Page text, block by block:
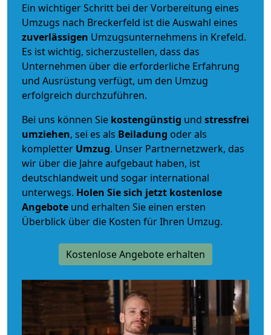
Ein wichtiger Schritt bei der Vorbereitung eines
Umzugs nach Breckerfeld ist die Auswahl eines
zuverlässigen Umzugsunternehmens in Krefeld.
Es ist wichtig, sicherzustellen, dass das
Unternehmen über die erforderliche Erfahrung
und Ausrüstung verfügt, um den Umzug
erfolgreich durchzuführen.
Bei uns können Sie kostengünstig und stressfrei
umziehen, sei es als Beiladung oder als
kompletter Umzug. Unser Partnernetzwerk, das
wir über die Jahre aufgebaut haben, ist
deutschlandweit und sogar international
unterwegs. Holen Sie sich jetzt kostenlose
Angebote und erhalten Sie einen ersten
Überblick über die Kosten für Ihren Umzug.
Kostenlose Angebote erhalten